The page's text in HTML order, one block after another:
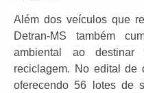
Além dos veículos que
Detran-MS também
ambiental ao
reciclagem. No edital de
oferecendo 56 lotes de